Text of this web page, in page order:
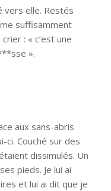
vers elle. Restés
suffisamment
: « c’est une
».
aux sans-abris
ci. Couché sur des
dissimulés. Un
pieds. Je lui ai
et lui ai dit que je